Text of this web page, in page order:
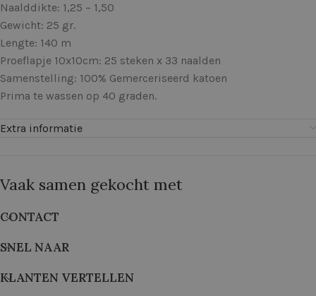
Naalddikte: 1,25 – 1,50
Gewicht: 25 gr.
Lengte: 140 m
Proeflapje 10x10cm: 25 steken x 33 naalden
Samenstelling: 100% Gemerceriseerd katoen
Prima te wassen op 40 graden.
Extra informatie
Vaak samen gekocht met
CONTACT
SNEL NAAR
KLANTEN VERTELLEN